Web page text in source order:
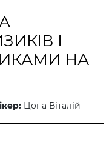
І
НА
Цопа Віталій